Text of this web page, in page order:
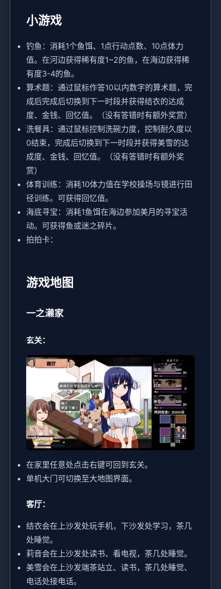
小游戏
钓鱼：消耗1个鱼饵、1点行动点数、10点体力
值。在河边获得稀有度1~2的鱼，在海边获得稀
有度3-4的鱼。
算术题：通过鼠标作答10以内数字的算术题，完
成后完成后切换到下一时段并获得结衣的达成
度、金钱、回忆值。（没有答错时有额外奖赏）
洗餐具：通过鼠标控制洗碗力度，控制耐久度以
0结束，完成后切换到下一时段并获得美雪的达
成度、金钱、回忆值。（没有答错时有额外奖
赏）
体育训练：消耗10体力值在学校操场与镜进行田
径训练。可获得回忆值。
海底寻宝：消耗1鱼饵在海边参加美月的寻宝活
动。可获得鱼或迷之碎片。
拍拍卡：
游戏地图
一之濑家
玄关：
在家里任意处点击右键可回到玄关。
单机大门可切换至大地图界面。
客厅：
结衣会在上沙发处玩手机，下沙发处学习，茶几
处睡觉。
莉音会在上沙发处读书、看电视，茶几处睡觉。
美雪会在上沙发端茶站立、读书，茶几处睡觉、
电话处接电话。